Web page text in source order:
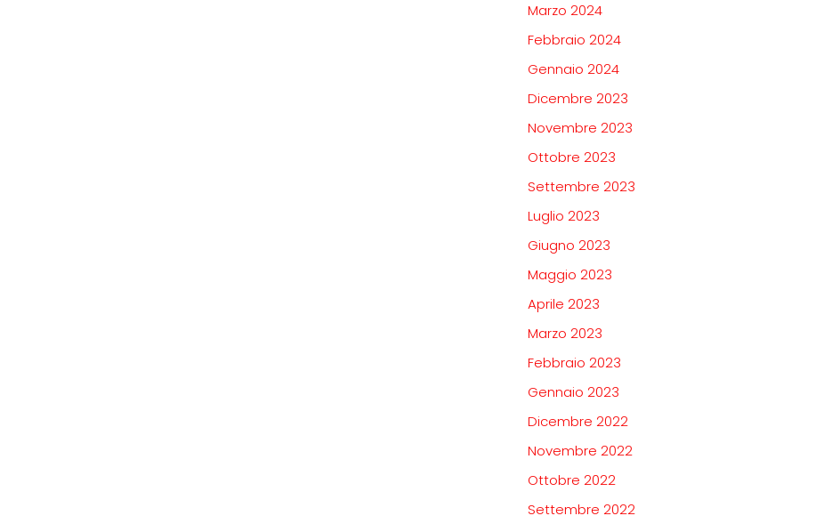
Marzo 2024
Febbraio 2024
Gennaio 2024
Dicembre 2023
Novembre 2023
Ottobre 2023
Settembre 2023
Luglio 2023
Giugno 2023
Maggio 2023
Aprile 2023
Marzo 2023
Febbraio 2023
Gennaio 2023
Dicembre 2022
Novembre 2022
Ottobre 2022
Settembre 2022